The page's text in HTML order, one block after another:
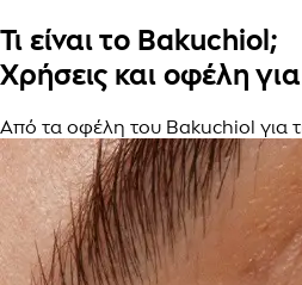
Τι είναι το Bakuchiol;
Χρήσεις και οφέλη
Από τα οφέλη του Bakuchiol για